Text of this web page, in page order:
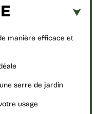
manière efficace et
serre de jardin
usage